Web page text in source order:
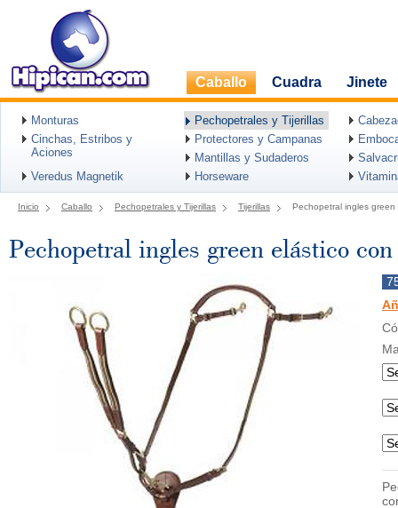
Caballo Cuadra Jinete
Monturas Pechopetrales y Tijerillas
Cinchas, Estribos y
Aciones
Protectores y Campanas
Mantillas y Sudaderos
Veredus Magnetik
Horseware
Inicio Caballo Pechopetrales y Tijerillas Tijerillas Pechopetral ingles green
Pechopetral ingles green elástico